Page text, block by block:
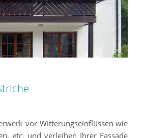
vor Witterungseinflüssen wie
etc. und verleihen Ihrer Fassade